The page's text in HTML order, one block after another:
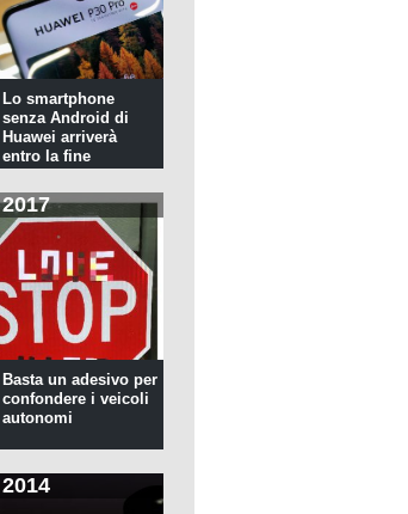
Lo smartphone
senza Android di
Huawei arriverà
entro la fine
2017
Basta un adesivo per
confondere i veicoli
autonomi
2014